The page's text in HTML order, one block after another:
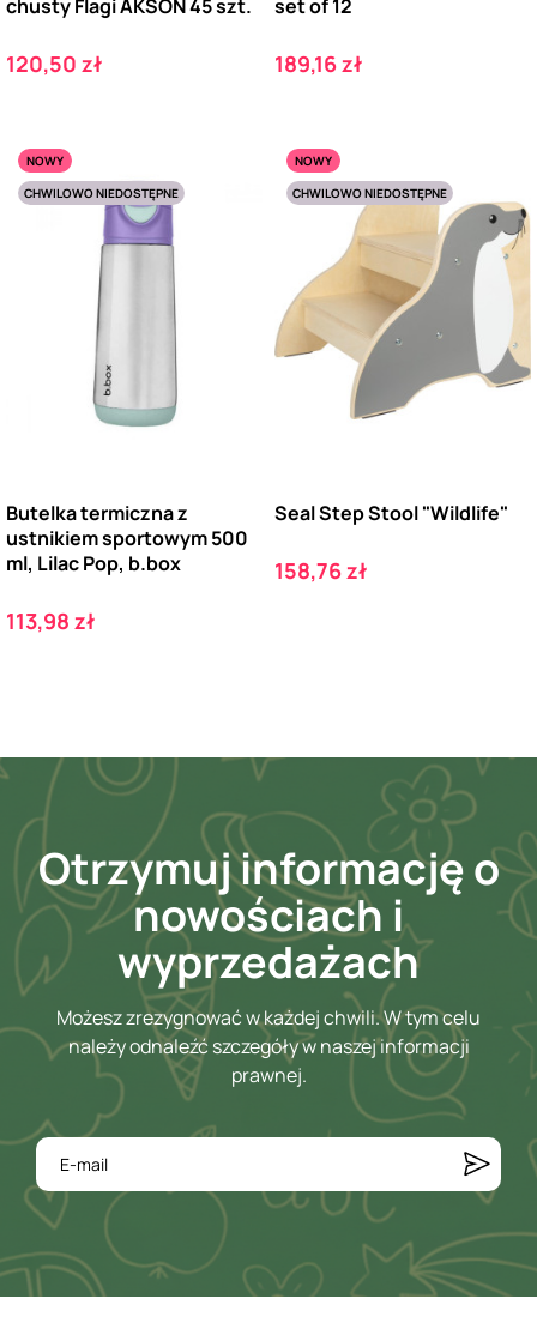
chusty Flagi AKSON 45 szt.
Cena
120,50 zł
set of 12
Cena
189,16 zł
NOWY
CHWILOWO NIEDOSTĘPNE
Butelka termiczna z
ustnikiem sportowym 500
ml, Lilac Pop, b.box
Cena
113,98 zł
NOWY
CHWILOWO NIEDOSTĘPNE
Seal Step Stool "Wildlife"
Cena
158,76 zł
Otrzymuj informację o
nowościach i
wyprzedażach
Możesz zrezygnować w każdej chwili. W tym celu
należy odnaleźć szczegóły w naszej informacji
prawnej.